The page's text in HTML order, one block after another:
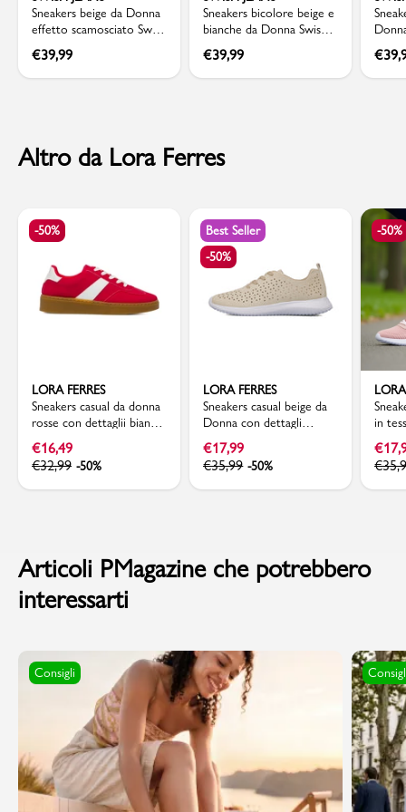
Sneakers beige da Donna
effetto scamosciato Swish
Jeans
€39,99
Sneakers bicolore beige e
bianche da Donna Swish
Jeans
€39,99
Jeans
€
Altro da Lora Ferres
-50%
LORA FERRES
Sneakers casual da donna
rosse con dettaglii bianchi
Lora Ferres
€16,49
€32,99 -50%
Best Seller
-50%
LORA FERRES
Sneakers casual beige da
Donna con dettagli
traforati Lora Ferres
€17,99
€35,99 -50%
-50%
in
Ferres
€
€
Articoli PMagazine che potrebbero
interessarti
Consigli